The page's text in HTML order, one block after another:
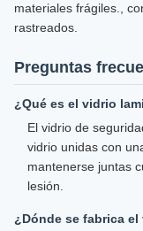
materiales frágiles.,
rastreados.
Preguntas
¿Qué es el vidrio
El vidrio de
vidrio unidas con
mantenerse juntas
lesión.
¿Dónde se fabrica